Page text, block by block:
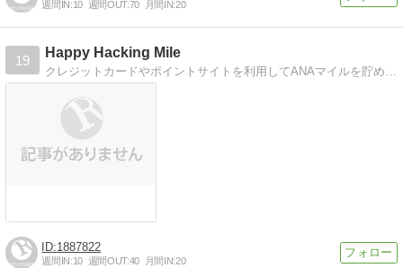
週間IN:10 週間OUT:70 月間IN:20
19
Happy Hacking Mile
1887822
週間IN:10 週間OUT:40 月間IN:20